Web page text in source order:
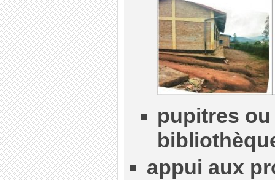
pupitres
appui aux